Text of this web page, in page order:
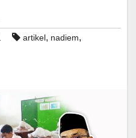
artikel, nadiem,